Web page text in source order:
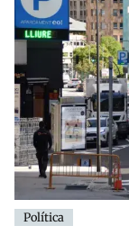
Política